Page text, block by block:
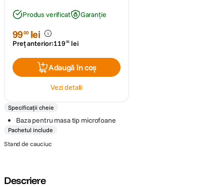
1
Produs verificat Garanție
9900 lei
Preț anterior:119 00 lei
Adaugă în coș
Vezi detalii
Specificații cheie
Baza pentru masa tip microfoane
Pachetul include
Stand de cauciuc
Descriere